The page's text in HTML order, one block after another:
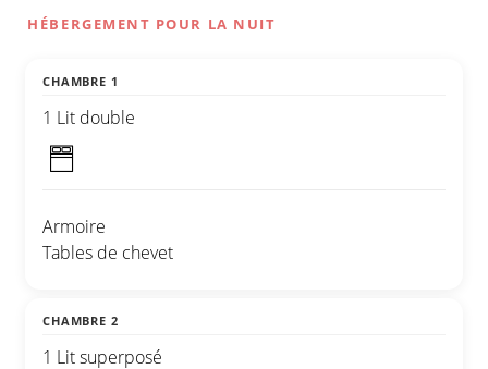
HÉBERGEMENT POUR LA NUIT
CHAMBRE 1
1 Lit double
Armoire
Tables de chevet
CHAMBRE 2
1 Lit superposé